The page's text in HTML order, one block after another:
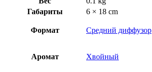
Габариты
6 × 18 cm
Формат Средний диффузор
Аромат Хвойный